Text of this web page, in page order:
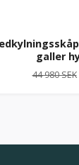
galler
44 980 SEK